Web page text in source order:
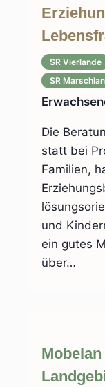
SR Vierlande
SR
Die
statt bei
Familien,
und
ein gutes
über…